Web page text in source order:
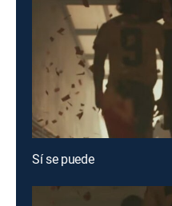
Sí se puede